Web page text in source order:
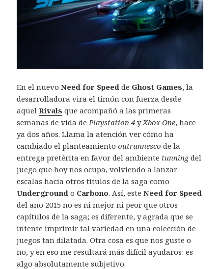
En el nuevoNeed for Speed de Ghost Games, la
desarrolladora vira el timón con fuerza desde
aquelRivals que acompañó a las primeras
semanas de vida dePlaystation 4 yXbox One, hace
ya dos años. Llama la atención ver cómo ha
cambiado el planteamientooutrunnesco de la
entrega pretérita en favor del ambiente tunningdel
juego que hoy nos ocupa, volviendo a lanzar
escalas hacia otros títulos de la saga como
Underground o Carbono. Así, esteNeed for Speed
del año 2015 no es ni mejor ni peor que otros
capítulos de la saga; es diferente, y agrada que se
intente imprimir tal variedad en una colección de
juegos tan dilatada. Otra cosa es que nos guste o
no, y en eso me resultará más difícil ayudaros: es
algo absolutamente subjetivo.